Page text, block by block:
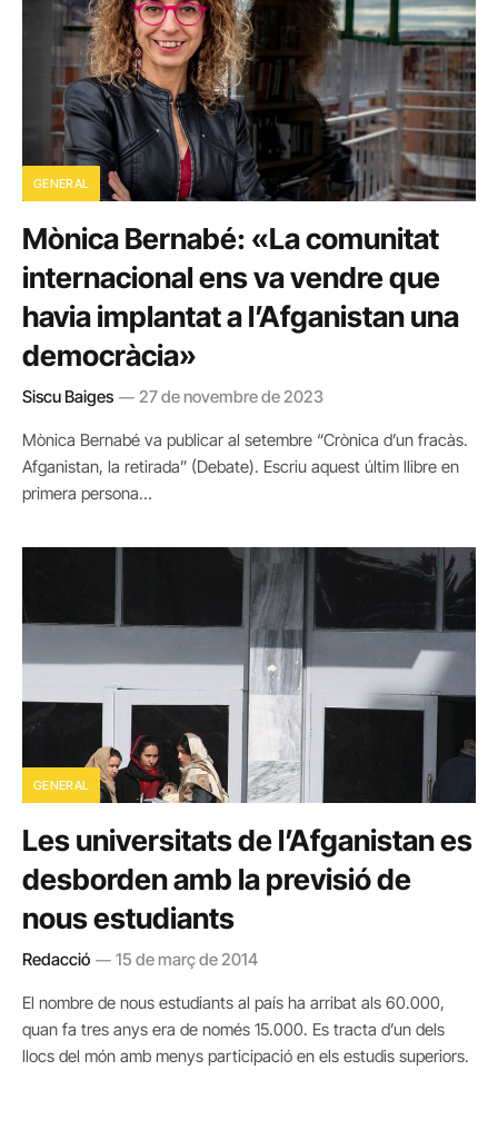
GENERAL
Mònica Bernabé: «La comunitat
internacional ens va vendre que
havia implantat a l’Afganistan una
democràcia»
Siscu Baiges 27 de novembre de 2023
Mònica Bernabé va publicar al setembre “Crònica d’un fracàs.
Afganistan, la retirada” (Debate). Escriu aquest últim llibre en
primera persona…
GENERAL
Les universitats de l’Afganistan es
desborden amb la previsió de
nous estudiants
Redacció 15 de març de 2014
El nombre de nous estudiants al país ha arribat als 60.000,
quan fa tres anys era de només 15.000. Es tracta d’un dels
llocs del món amb menys participació en els estudis superiors.